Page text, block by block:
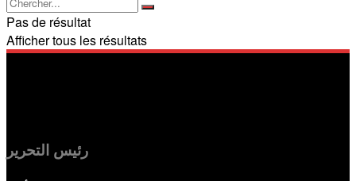
Pas de résultat
Afficher tous les résultats
رئيس التحرير